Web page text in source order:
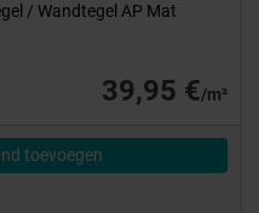
/ Wandtegel AP Mat
39,95 €/m²
toevoegen